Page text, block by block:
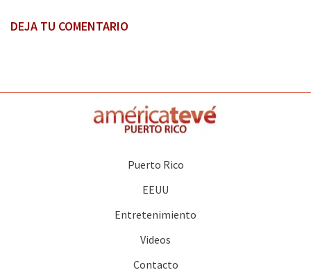
DEJA TU COMENTARIO
Puerto Rico
EEUU
Entretenimiento
Videos
Contacto